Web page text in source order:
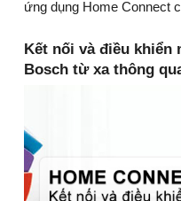
ứng dụng Home Connect
Kết nối và điều khiển
Bosch từ xa thông